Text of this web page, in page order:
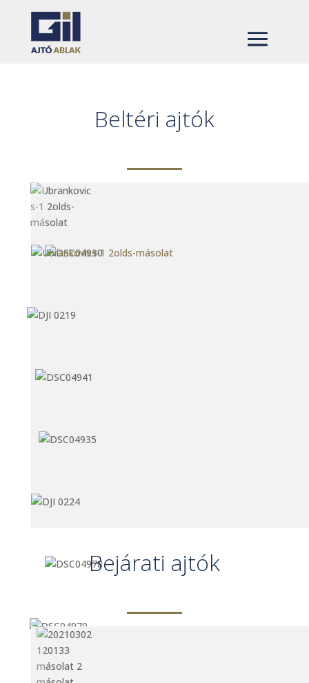
Beltéri ajtók
Bejárati ajtók